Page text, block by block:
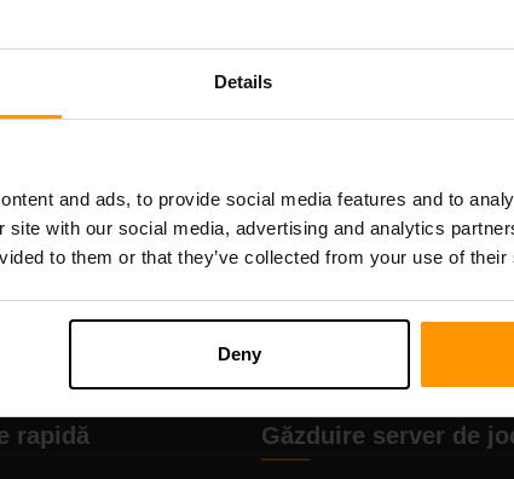
Details
and ads, to provide social media features and to
site with our social media, advertising and analytics
to them or that they’ve collected from your use of
Deny
Cum se creează
1.21) server
dvs. → Servere de joc→ Adăugați server
Bucurați-vă de joc pe server!
rapidă Găzduire server de